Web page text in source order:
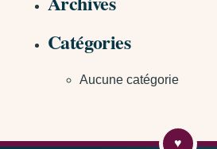
Catégories
Aucune catégorie